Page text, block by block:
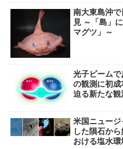
南大東島沖
見 ～「島」
マグツ」～
光子ビーム
の観測に初
迫る新たな観
米国ニュー
した隕石か
おける塩水